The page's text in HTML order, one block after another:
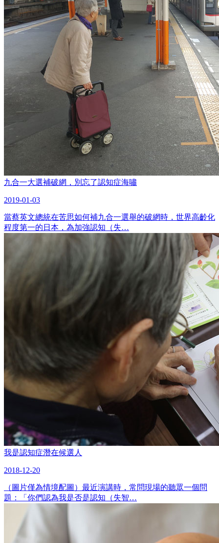
九合一大選補破網，別忘了認知症海嘯
2019-01-03
當蔡英文總統在苦思如何補九合一選舉的破網時，世界高齡化
程度第一的日本，為加強認知（失…
我是認知症潛在候選人
2018-12-20
（圖片僅為情境配圖）最近演講時，常問現場的聽眾一個問
題：「你們認為我是否是認知（失智…